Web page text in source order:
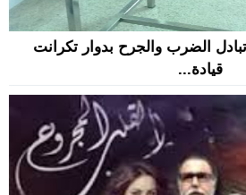
الضرب والجرح بدوار تكرانت
قيادة...